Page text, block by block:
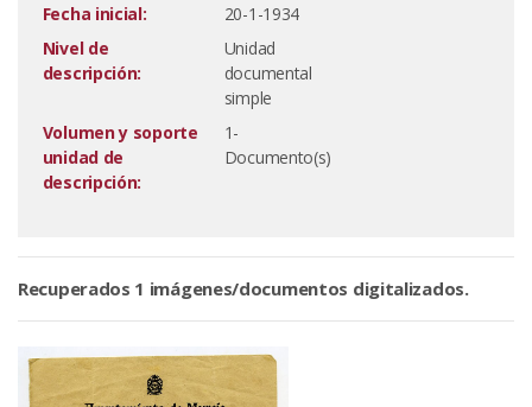
Fecha inicial:
20-1-1934
Nivel de
descripción:
Unidad
documental
simple
Volumen y soporte
unidad de
descripción:
1-
Documento(s)
Recuperados 1 imágenes/documentos digitalizados.